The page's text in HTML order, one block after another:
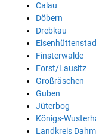
Calau
Döbern
Drebkau
Finsterwalde
Forst/Lausitz
Großräschen
Guben
Jüterbog
Königs-
Landkreis